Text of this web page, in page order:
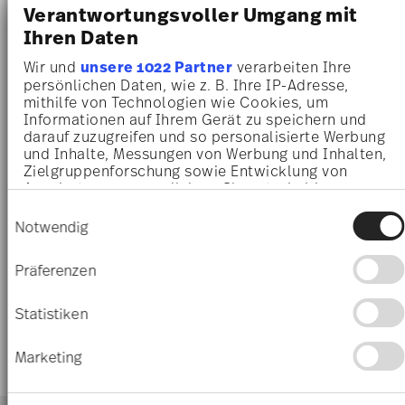
Verantwortungsvoller Umgang mit
Ihren Daten
Wir und unsere 1022 Partnerverarbeiten Ihre
persönlichen Daten, wie z. B. Ihre IP-Adresse,
mithilfe von Technologien wie Cookies, um
Informationen auf Ihrem Gerät zu speichern und
darauf zuzugreifen und so personalisierte Werbung
und Inhalte, Messungen von Werbung und Inhalten,
Zielgruppenforschung sowie Entwicklung von
Angeboten zu ermöglichen. Sie entscheiden
Sie können Ihre Einwilligung jederzeit über die
Cookie-Erklärung oder durch Klicken auf das
Privacy Trigger Symbol ändern oder widerrufen
Informationen über Ihre geografische Lage
erfassen, welche bis auf einige Meter genau sein
Ihr Gerät durch aktives Scannen nach
identifizieren
Notwendig
Präferenzen
Statistiken
Marketing
Becher mit Deckel / 30 Years
CHF 295,20Price reduced from
CHF 369,00
Becher mit Henkel mit Deckel